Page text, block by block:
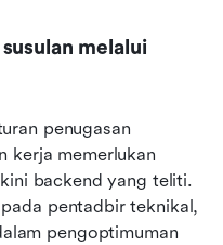
melalui
penugasan
kerja memerlukan
backend yang teliti.
pentadbir teknikal,
pengoptimuman